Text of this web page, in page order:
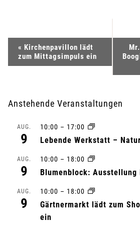
e
a
« Kirchenpavillon lädt
zum Mittagsimpuls ein
Anstehende Veranstaltungen
AUG.
9
10:00 – 17:00
Lebende Werkstatt –
AUG.
9
10:00 – 18:00
Blumenblock:
AUG.
9
10:00 – 18:00
Gärtnermarkt lädt zum
ein